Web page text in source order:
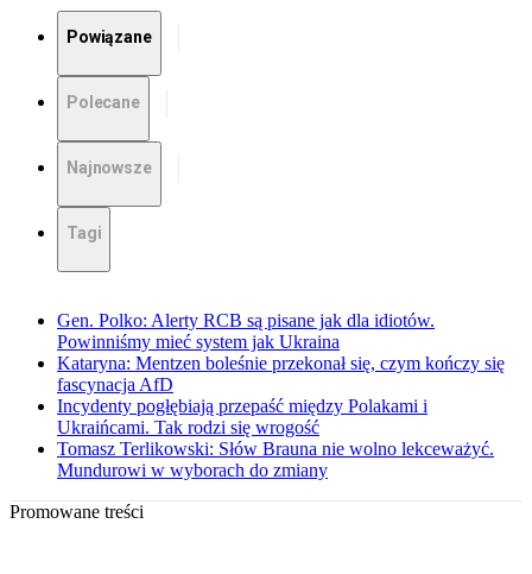
Powiązane
Polecane
Najnowsze
Tagi
Gen. Polko: Alerty RCB są pisane jak dla idiotów.
Powinniśmy mieć system jak Ukraina
Kataryna: Mentzen boleśnie przekonał się, czym kończy się
fascynacja AfD
Incydenty pogłębiają przepaść między Polakami i
Ukraińcami. Tak rodzi się wrogość
Tomasz Terlikowski: Słów Brauna nie wolno lekceważyć.
Mundurowi w wyborach do zmiany
Promowane treści